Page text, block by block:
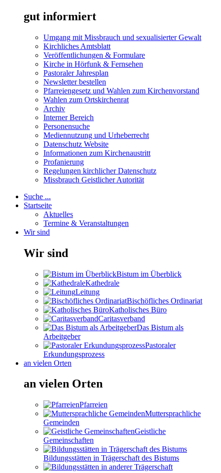
gut informiert
Umgang mit Missbrauch und sexualisierter Gewalt
Kirchliches Amtsblatt
Veröffentlichungen & Formulare
Kirche in Hörfunk & Fernsehen
Pastoraler Jahresplan
Newsletter bestellen
Pfarreiengesetz und Wahlen zum Kirchenvorstand
Wahlen zum Ortskirchenrat
Archiv
Interner Bereich
Personensuche
Mediennutzung und Urheberrecht
Datenschutz Website
Informationen zum Kirchenaustritt
Profanierung
Regelungen kirchlicher Datenschutz
Missbrauch Geistlicher Autorität
Suche ...
Startseite
Aktuelles
Termine & Veranstaltungen
Wir sind
Wir sind
Bistum im Überblick
Kathedrale
Leitung
Bischöfliches Ordinariat
Katholisches Büro
Caritasverband
Das Bistum als
Arbeitgeber
Pastoraler
Erkundungsprozess
an vielen Orten
an vielen Orten
Pfarreien
Muttersprachliche
Gemeinden
Geistliche
Gemeinschaften
Bildungsstätten in Trägerschaft des Bistums